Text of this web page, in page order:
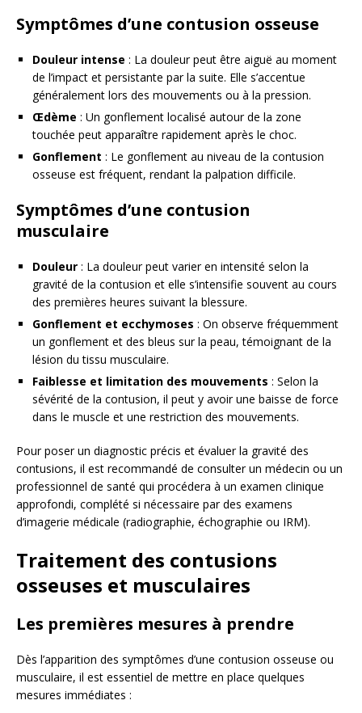
Symptômes d’une contusion osseuse
Douleur intense : La douleur peut être aiguë au moment
de l’impact et persistante par la suite. Elle s’accentue
généralement lors des mouvements ou à la pression.
Œdème : Un gonflement localisé autour de la zone
touchée peut apparaître rapidement après le choc.
Gonflement : Le gonflement au niveau de la contusion
osseuse est fréquent, rendant la palpation difficile.
Symptômes d’une contusion
musculaire
Douleur : La douleur peut varier en intensité selon la
gravité de la contusion et elle s’intensifie souvent au cours
des premières heures suivant la blessure.
Gonflement et ecchymoses : On observe fréquemment
un gonflement et des bleus sur la peau, témoignant de la
lésion du tissu musculaire.
Faiblesse et limitation des mouvements : Selon la
sévérité de la contusion, il peut y avoir une baisse de force
dans le muscle et une restriction des mouvements.
Pour poser un diagnostic précis et évaluer la gravité des
contusions, il est recommandé de consulter un médecin ou un
professionnel de santé qui procédera à un examen clinique
approfondi, complété si nécessaire par des examens
d’imagerie médicale (radiographie, échographie ou IRM).
Traitement des contusions
osseuses et musculaires
Les premières mesures à prendre
Dès l’apparition des symptômes d’une contusion osseuse ou
musculaire, il est essentiel de mettre en place quelques
mesures immédiates :